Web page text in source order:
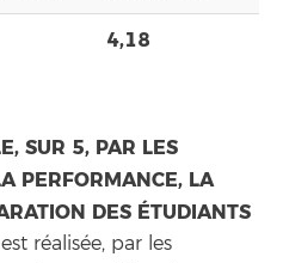
4,18
SUR 5, PAR LES
PERFORMANCE, LA
DES ÉTUDIANTS
réalisée, par les